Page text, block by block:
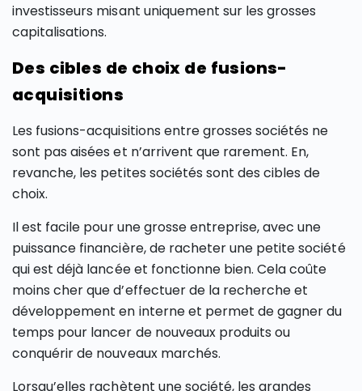
investisseurs misant uniquement sur les grosses
capitalisations.
Des cibles de choix de fusions-
acquisitions
Les fusions-acquisitions entre grosses sociétés ne
sont pas aisées et n’arrivent que rarement. En,
revanche, les petites sociétés sont des cibles de
choix.
Il est facile pour une grosse entreprise, avec une
puissance financière, de racheter une petite société
qui est déjà lancée et fonctionne bien. Cela coûte
moins cher que d’effectuer de la recherche et
développement en interne et permet de gagner du
temps pour lancer de nouveaux produits ou
conquérir de nouveaux marchés.
Lorsqu’elles rachètent une société, les grandes